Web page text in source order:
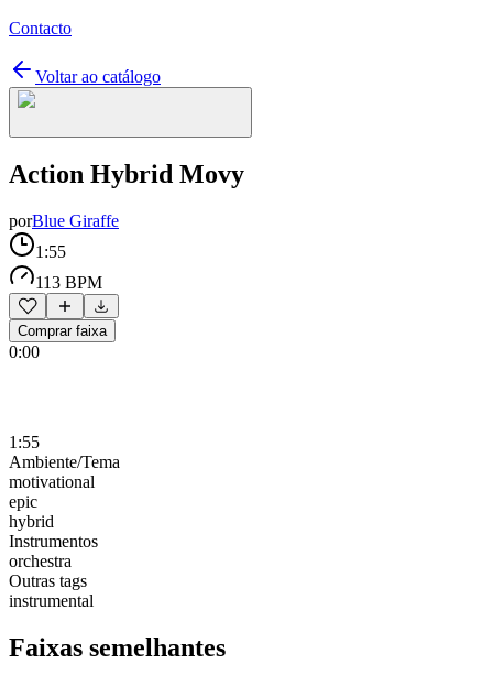
Contacto
Voltar ao catálogo
Action Hybrid Movy
porBlue Giraffe
1:55
113 BPM
Comprar faixa
0:00
1:55
Ambiente/Tema
motivational
epic
hybrid
Instrumentos
orchestra
Outras tags
instrumental
Faixas semelhantes